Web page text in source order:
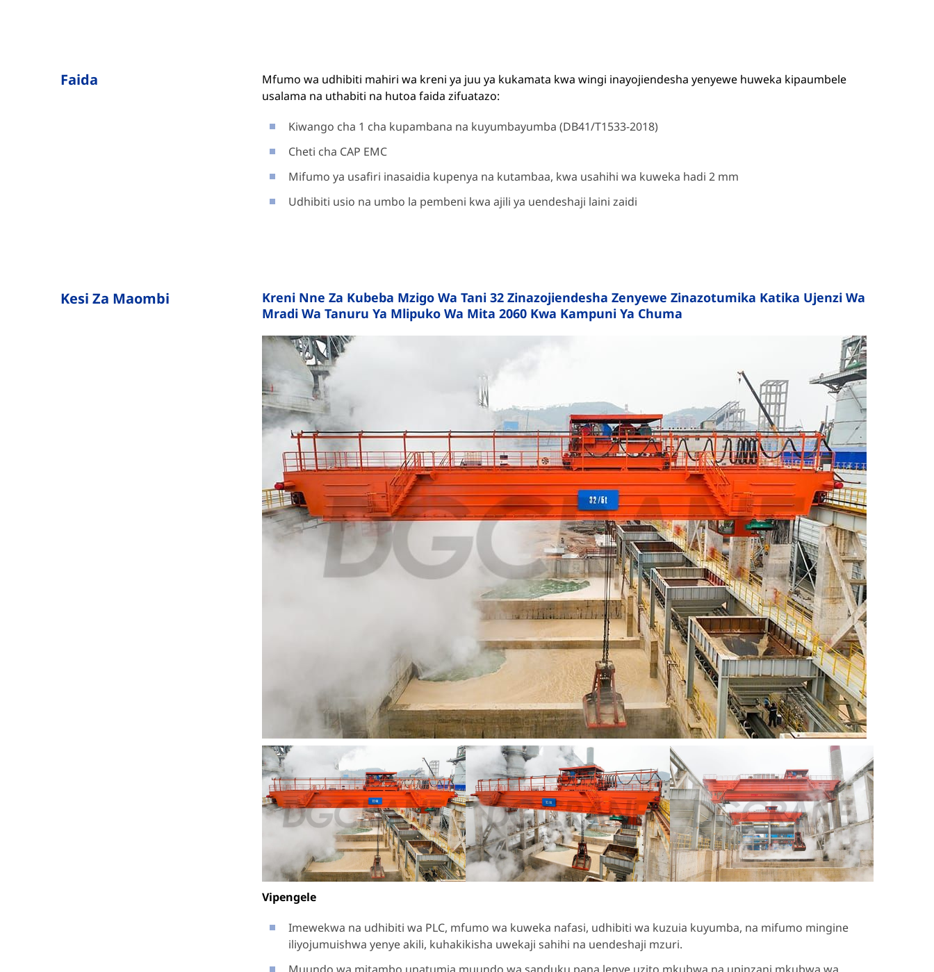
Faida
Mfumo wa udhibiti mahiri wa kreni ya juu ya kukamata kwa wingi inayojiendesha yenyewe huweka kipaumbele
usalama na uthabiti na hutoa faida zifuatazo:
Kiwango cha 1 cha kupambana na kuyumbayumba (DB41/T1533-2018)
Cheti cha CAP EMC
Mifumo ya usafiri inasaidia kupenya na kutambaa, kwa usahihi wa kuweka hadi 2 mm
Udhibiti usio na umbo la pembeni kwa ajili ya uendeshaji laini zaidi
Kesi Za Maombi
Kreni Nne Za Kubeba Mzigo Wa Tani 32 Zinazojiendesha Zenyewe Zinazotumika Katika Ujenzi Wa
Mradi Wa Tanuru Ya Mlipuko Wa Mita 2060 Kwa Kampuni Ya Chuma
Vipengele
Imewekwa na udhibiti wa PLC, mfumo wa kuweka nafasi, udhibiti wa kuzuia kuyumba, na mifumo mingine
iliyojumuishwa yenye akili, kuhakikisha uwekaji sahihi na uendeshaji mzuri.
Muundo wa mitambo unatumia muundo wa sanduku pana lenye uzito mkubwa na upinzani mkubwa wa